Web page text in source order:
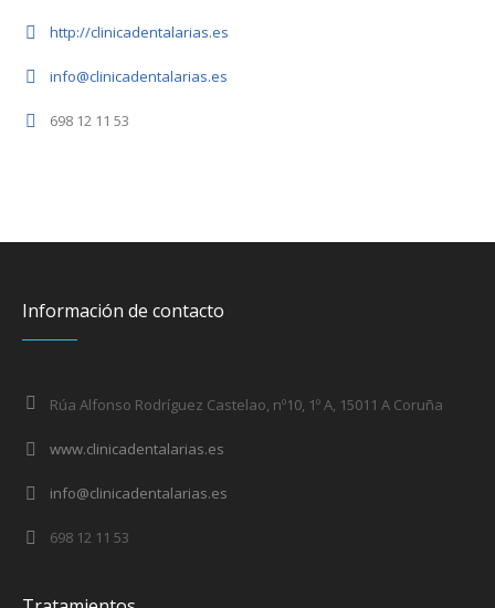
http://clinicadentalarias.es
info@clinicadentalarias.es
698 12 11 53
Información de contacto
Rúa Alfonso Rodríguez Castelao, nº10, 1º A, 15011 A Coruña
www.clinicadentalarias.es
info@clinicadentalarias.es
698 12 11 53